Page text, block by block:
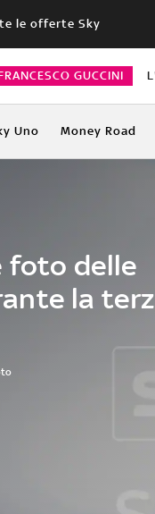
le offerte Sky
GUCCINI
Uno Money Road
foto delle
la